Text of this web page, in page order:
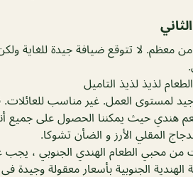
معظم. لا تتوقع ضيافة جيدة للغاية
لذيذ لذيذ التاميل
لمستوى العمل. غير مناسب للعائلات.
هندي حيث يمكننا الحصول على جميع
المقلي الأرز و الضأن تشوكا.
من محبي الطعام الهندي الجنوبي ، يجب
الهندية الجنوبية بأسعار معقولة وجيدة